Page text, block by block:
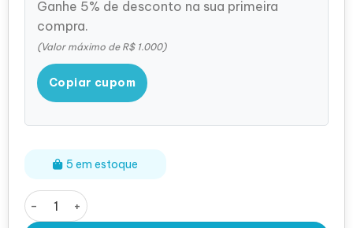
Ganhe 5% de desconto na sua primeira
compra.
(Valor máximo de R$ 1.000)
Copiar cupom
5 em estoque
Cabo Óptico Ativo Aoc Qsfp28 - 8 Metros quantidade